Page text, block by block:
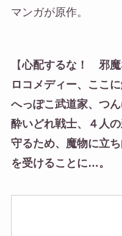
マンガが原作。
【心配するな！ 邪
ロコメディー、ここ
へっぽこ武道家、つ
酔いどれ戦士、４人
守るため、魔物に立
を受けることに…。